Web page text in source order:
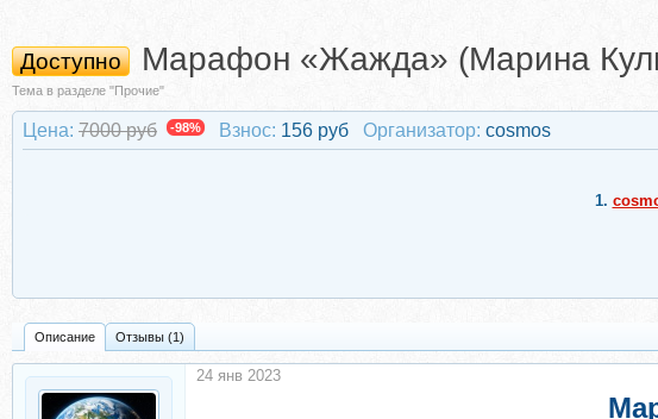
Доступно Марафон «Жажда» (Марина
Тема в разделе "Прочие"
Цена: 7000 руб -98% Взнос: 156 руб Организатор: cosmos
1.
Описание Отзывы (1)
24 янв 2023